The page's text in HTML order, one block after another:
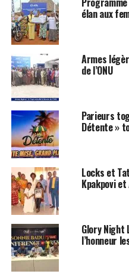
élan aux
Armes
de l’ONU
Parieurs
Détente »
Locks et
Kpakpovi
Glory Night
l’honneur